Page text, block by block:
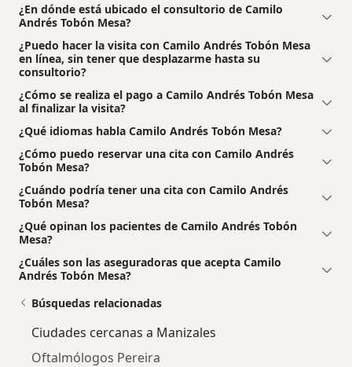
¿En dónde está ubicado el consultorio de Camilo
Andrés Tobón Mesa?
¿Puedo hacer la visita con Camilo Andrés Tobón Mesa
en línea, sin tener que desplazarme hasta su
consultorio?
¿Cómo se realiza el pago a Camilo Andrés Tobón Mesa
al finalizar la visita?
¿Qué idiomas habla Camilo Andrés Tobón Mesa?
¿Cómo puedo reservar una cita con Camilo Andrés
Tobón Mesa?
¿Cuándo podría tener una cita con Camilo Andrés
Tobón Mesa?
¿Qué opinan los pacientes de Camilo Andrés Tobón
Mesa?
¿Cuáles son las aseguradoras que acepta Camilo
Andrés Tobón Mesa?
Búsquedas relacionadas
Ciudades cercanas a Manizales
Oftalmólogos Pereira